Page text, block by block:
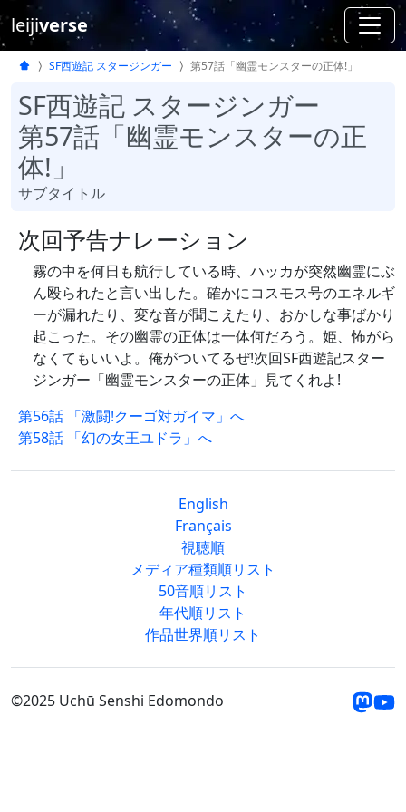
leijiverse
SF西遊記 スタージンガー 第57話「幽霊モンスターの正体!」
SF西遊記 スタージンガー
第57話「幽霊モンスターの正
体!」
サブタイトル
次回予告ナレーション
霧の中を何日も航行している時、ハッカが突然幽霊にぶ
ん殴られたと言い出した。確かにコスモス号のエネルギ
ーが漏れたり、変な音が聞こえたり、おかしな事ばかり
起こった。その幽霊の正体は一体何だろう。姫、怖がら
なくてもいいよ。俺がついてるぜ!次回SF西遊記スター
ジンガー「幽霊モンスターの正体」見てくれよ!
第56話 「激闘!クーゴ対ガイマ」へ
第58話 「幻の女王ユドラ」へ
English
Français
視聴順
メディア種類順リスト
50音順リスト
年代順リスト
作品世界順リスト
©2025 Uchū Senshi Edomondo